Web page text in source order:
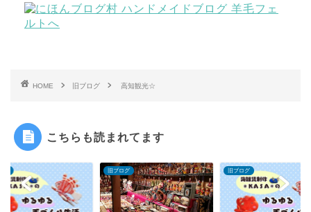
HOME 旧ブログ 高知観光☆
こちらも読まれてます
旧ブログ 旧ブログ